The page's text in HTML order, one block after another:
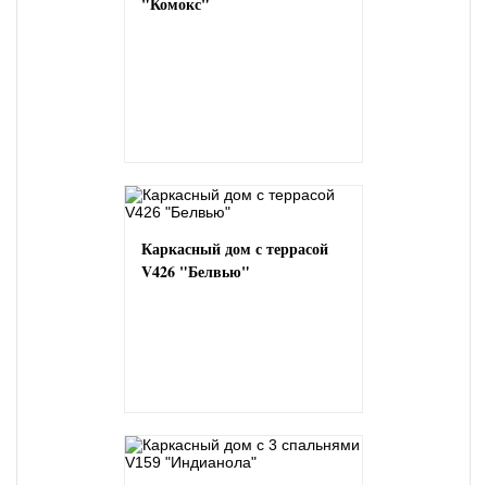
Каркасный дом с террасой
V426 "Белвью"